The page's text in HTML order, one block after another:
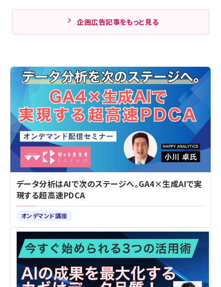
企画広告記事をもっと見る
データ分析はAIで次のステージへ。GA4×生成AIで実
現する超高速PDCA
オンデマンド講座